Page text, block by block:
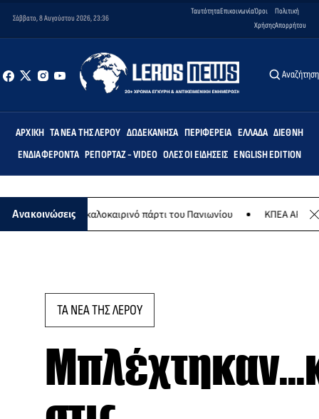
Σάββατο, 8 Αυγούστου 2026, 23:36
ΤαυτότηταΕπικοινωνίαΌροι
Χρήσης
Πολιτική
Απορρήτου
Αναζήτηση
ΑΡΧΙΚΉ ΤΑ ΝΈΑ ΤΗΣ ΛΈΡΟΥ ΔΩΔΕΚΆΝΗΣΑ ΠΕΡΙΦΈΡΕΙΑ ΕΛΛΆΔΑ ΔΙΕΘΝΉ
ΕΝΔΙΑΦΈΡΟΝΤΑ ΡΕΠΟΡΤΆΖ - VIDEO ΌΛΕΣ ΟΙ ΕΙΔΉΣΕΙΣ ENGLISH EDITION
Ανακοινώσειςτο καλοκαιρινό πάρτι του Πανιωνίου ΚΠΕΑ ΑΡΤΕΜΙΣ:
ΤΑ ΝΕΑ ΤΗΣ ΛΕΡΟΥ